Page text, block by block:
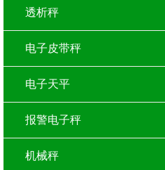
透析秤
电子皮带秤
电子天平
报警电子秤
机械秤